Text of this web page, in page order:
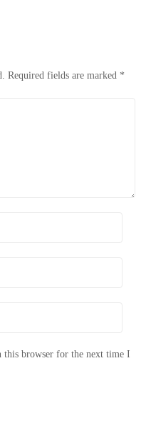
Required fields are marked *
this browser for the next time I